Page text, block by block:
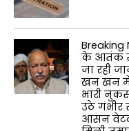
Breaking
के आतंक से
जा रही
खन खन में
भारी
उठे गंभीर
आसन